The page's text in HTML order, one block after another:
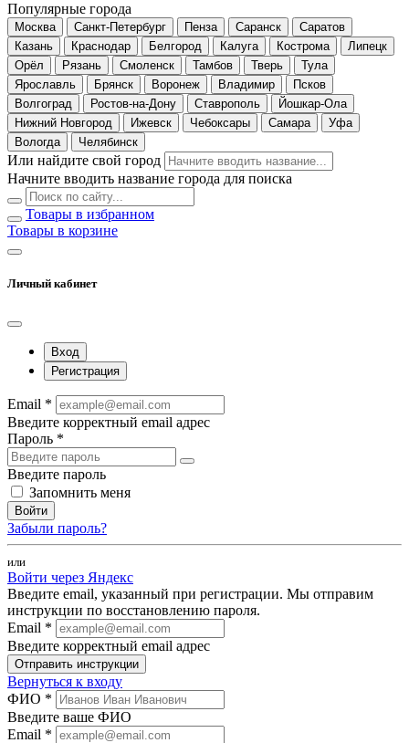
Популярные города
Москва Санкт-Петербург Пенза Саранск
Саратов
Казань
Краснодар Белгород Калуга Кострома
Липецк
Орёл
Рязань Смоленск Тамбов Тверь
Тула
Ярославль
Брянск Воронеж Владимир
Псков
Волгоград
Ростов-на-Дону Ставрополь
Йошкар-Ола
Нижний Новгород
Ижевск Чебоксары Самара
Уфа
Вологда
Челябинск
Или найдите свой город
Начните вводить название города для поиска
Товары в избранном
Товары в корзине
Личный кабинет
Вход
Регистрация
Email *
Введите корректный email адрес
Пароль *
Введите пароль
Запомнить меня
Войти
Забыли пароль?
или
Войти через Яндекс
Введите email, указанный при регистрации. Мы отправим
инструкции по восстановлению пароля.
Email *
Введите корректный email адрес
Отправить инструкции
Вернуться к входу
ФИО *
Введите ваше ФИО
Email *